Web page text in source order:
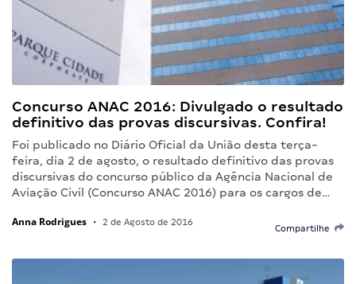
Concurso ANAC 2016: Divulgado o resultado
definitivo das provas discursivas. Confira!
Foi publicado no Diário Oficial da União desta terça-
feira, dia 2 de agosto, o resultado definitivo das provas
discursivas do concurso público da Agência Nacional de
Aviação Civil (Concurso ANAC 2016) para os cargos de…
Anna Rodrigues • 2 de Agosto de 2016
Compartilhe